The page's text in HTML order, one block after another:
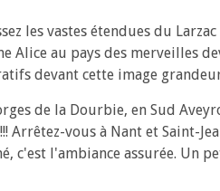
les vastes étendues du
Alice au pays des merveilles
devant cette image
de la Dourbie, en Sud
!!! Arrêtez-vous à Nant et Saint-
c'est l'ambiance assurée. Un